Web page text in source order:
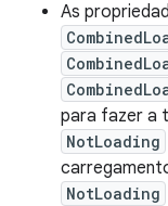
As
para fazer a
NotLoading
NotLoading